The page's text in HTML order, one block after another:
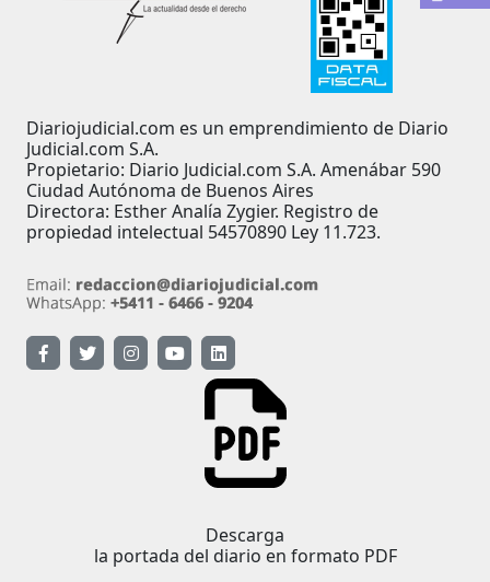
Diariojudicial.com es un emprendimiento de Diario
Judicial.com S.A.
Propietario: Diario Judicial.com S.A. Amenábar 590
Ciudad Autónoma de Buenos Aires
Directora: Esther Analía Zygier. Registro de
propiedad intelectual 54570890 Ley 11.723.
Descarga
la portada del diario en formato PDF